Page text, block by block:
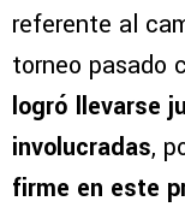
referente al
torneo pasado
logró llevarse
involucradas,
firme en este